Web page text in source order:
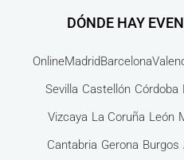
DÓNDE HAY
OnlineMadridBarcelona
Sevilla Castellón Córdoba
Vizcaya La Coruña León
Cantabria Gerona Burgos